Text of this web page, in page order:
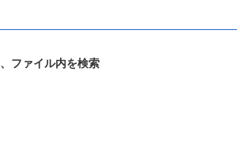
ファイル内を検索